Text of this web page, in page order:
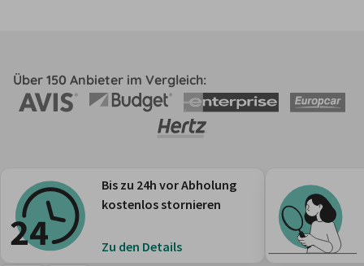
Über 150 Anbieter im Vergleich:
Bis zu 24h vor Abholung
kostenlos stornieren
Zu den Details